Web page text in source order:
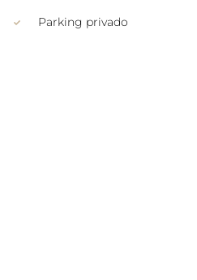
Parking privado